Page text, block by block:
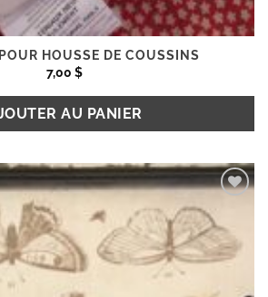
HOUSSE DE COUSSINS
7,00 $
AU PANIER
Ajouter
wishlist